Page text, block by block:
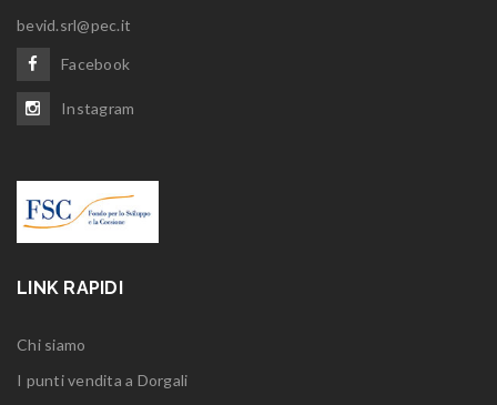
bevid.srl@pec.it
Facebook
Instagram
LINK RAPIDI
Chi siamo
I punti vendita a Dorgali